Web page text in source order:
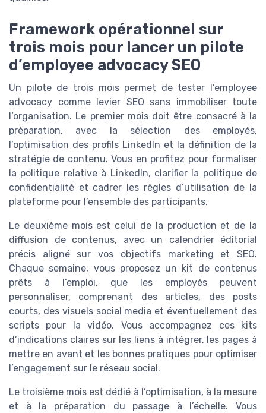
Framework opérationnel sur
trois mois pour lancer un pilote
d’employee advocacy SEO
Un pilote de trois mois permet de tester l’employee
advocacy comme levier SEO sans immobiliser toute
l’organisation. Le premier mois doit être consacré à la
préparation, avec la sélection des employés,
l’optimisation des profils LinkedIn et la définition de la
stratégie de contenu. Vous en profitez pour formaliser
la politique relative à LinkedIn, clarifier la politique de
confidentialité et cadrer les règles d’utilisation de la
plateforme pour l’ensemble des participants.
Le deuxième mois est celui de la production et de la
diffusion de contenus, avec un calendrier éditorial
précis aligné sur vos objectifs marketing et SEO.
Chaque semaine, vous proposez un kit de contenus
prêts à l’emploi, que les employés peuvent
personnaliser, comprenant des articles, des posts
courts, des visuels social media et éventuellement des
scripts pour la vidéo. Vous accompagnez ces kits
d’indications claires sur les liens à intégrer, les pages à
mettre en avant et les bonnes pratiques pour optimiser
l’engagement sur le réseau social.
Le troisième mois est dédié à l’optimisation, à la mesure
et à la préparation du passage à l’échelle. Vous